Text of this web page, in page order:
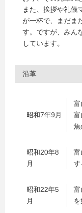
また、挨拶や礼儀
が一杯で、まだま
す。ですが、みん
しています。
沿革
昭和7年9月
富
富
魚
昭和20年8
月
富
す
昭和22年5
月
富
を